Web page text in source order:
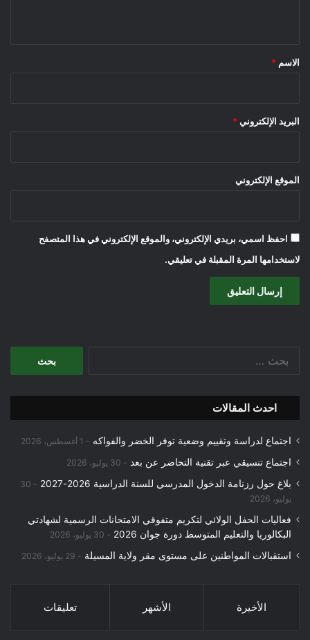
*
الاسم *
البريد الإلكتروني *
الموقع الإلكتروني
احفظ اسمي، بريدي الإلكتروني، والموقع الإلكتروني في هذا المتصفح
لاستخدامها المرة المقبلة في تعليقي.
احدث المقالات
اجتماع لدراسة وتقييم وضعية توفر الخضر والفواكه 1 أغسطس، 2026
اجتماع تنسيقي عبر تقنية التحاضر عن بعد 30 يوليو، 2026
بلاغ حول رزنامة الدخول المدرسي للسنة الدراسية 2026-2027
30
يوليو، 2026
فعاليات الحفل الولائي لتكريم متفوقي الامتحانات الرسمية لشهادتي
البكالوريا والتعليم المتوسط دورة جوان 2026
30 يوليو، 2026
استقبالات المواطنين على مستوى مقر ولاية المسيلة 29 يوليو، 2026
الأخيرة الأشهر تعليقات